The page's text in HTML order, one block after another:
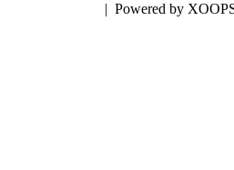
| Powered by